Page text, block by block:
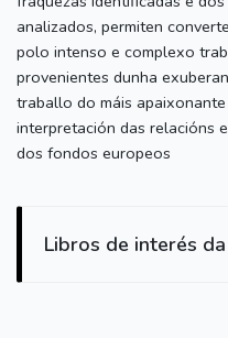
analizados, permiten
polo intenso e complexo
provenientes dunha
traballo do máis
interpretación das relacións
dos fondos europeos
Libros de interés